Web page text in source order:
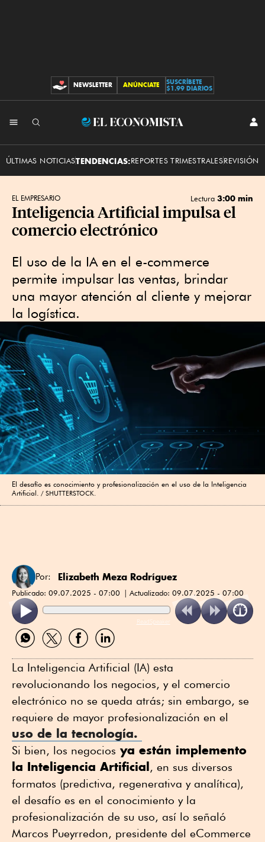
CONTRIBUCIONES
NEWSLETTER ANÚNCIATE
SUSCRÍBETE
$1.99 DIARIOS
El
ÚLTIMAS NOTICIASTENDENCIAS:REPORTES TRIMESTRALESREVISIÓN
EL EMPRESARIO Lectura 3:00 min
Inteligencia Artificial impulsa el
comercio electrónico
El uso de la IA en el e-commerce
permite impulsar las ventas, brindar
una mayor atención al cliente y mejorar
la logística.
El desafío es conocimiento y profesionalización en el uso de la Inteligencia
Artificial.
SHUTTERSTOCK.
Por: Elizabeth Meza Rodríguez
Publicado: 09.07.2025 - 07:00 Actualizado: 09.07.2025 - 07:00
ReadSpeaker
Compartir
por
Compartir
por
Compartir
por
Compartir
por
La Inteligencia Artificial (IA) esta
revolucionando los negocios, y el comercio
electrónico no se queda atrás; sin embargo, se
requiere de mayor profesionalización en el
uso de la tecnología.
Si bien, los negocios ya están implemento
la Inteligencia Artificial, en sus diversos
formatos (predictiva, regenerativa y analítica),
el desafío es en el conocimiento y la
profesionalización de su uso, así lo señaló
Marcos Pueyrredon, presidente del eCommerce